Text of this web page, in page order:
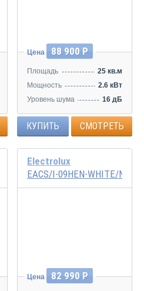
Цена 88 900 Р
Площадь
25 кв.м
Мощность
2.6 кВт
Уровень шума
16 дБ
КУПИТЬ СМОТРЕТЬ
Electrolux
EACS/I-09HEN-WHITE/
Цена 82 990 Р